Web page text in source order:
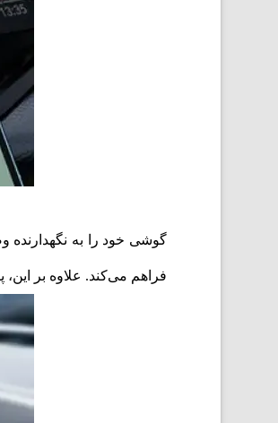
فراهم می‌کند. علاوه بر